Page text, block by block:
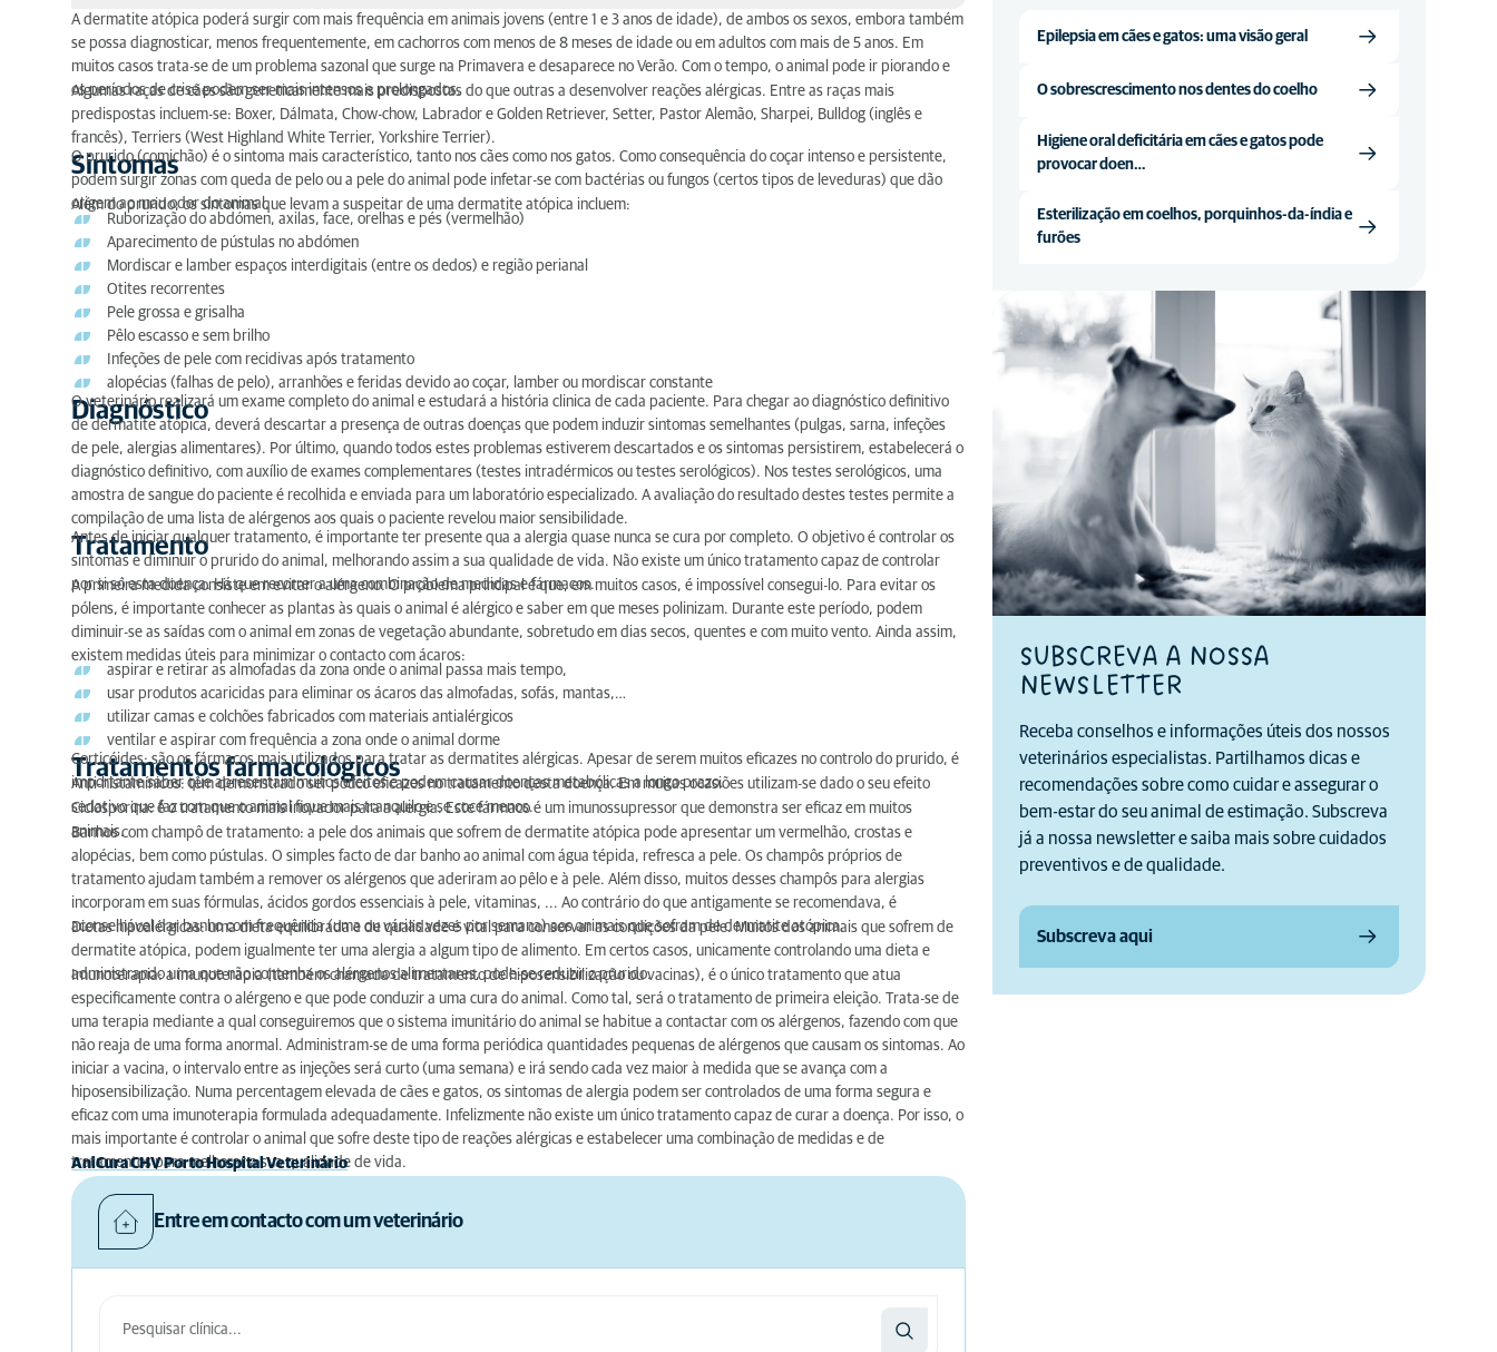
Sintomas
Diagnóstico
Tratamento
Tratamentos farmacológicos
A dermatite atópica poderá surgir com mais frequência em animais jovens (entre 1 e 3 anos de idade), de ambos os sexos, embora também
se possa diagnosticar, menos frequentemente, em cachorros com menos de 8 meses de idade ou em adultos com mais de 5 anos. Em
muitos casos trata-se de um problema sazonal que surge na Primavera e desaparece no Verão. Com o tempo, o animal pode ir piorando e
os períodos de crise podem ser mais intensos e prolongados.
Algumas raças de cães são geneticamente mais predispostas do que outras a desenvolver reações alérgicas. Entre as raças mais
predispostas incluem-se: Boxer, Dálmata, Chow-chow, Labrador e Golden Retriever, Setter, Pastor Alemão, Sharpei, Bulldog (inglês e
francês), Terriers (West Highland White Terrier, Yorkshire Terrier).
Sintomas
O prurido (comichão) é o sintoma mais característico, tanto nos cães como nos gatos. Como consequência do coçar intenso e persistente,
podem surgir zonas com queda de pelo ou a pele do animal pode infetar-se com bactérias ou fungos (certos tipos de leveduras) que dão
origem ao mau odor do animal.
Além do prurido, os sintomas que levam a suspeitar de uma dermatite atópica incluem:
Ruborização do abdómen, axilas, face, orelhas e pés (vermelhão)
Aparecimento de pústulas no abdómen
Mordiscar e lamber espaços interdigitais (entre os dedos) e região perianal
Otites recorrentes
Pele grossa e grisalha
Pêlo escasso e sem brilho
Infeções de pele com recidivas após tratamento
alopécias (falhas de pelo), arranhões e feridas devido ao coçar, lamber ou mordiscar constante
Diagnóstico
O veterinário realizará um exame completo do animal e estudará a história clinica de cada paciente. Para chegar ao diagnóstico definitivo
de dermatite atópica, deverá descartar a presença de outras doenças que podem induzir sintomas semelhantes (pulgas, sarna, infeções
de pele, alergias alimentares). Por último, quando todos estes problemas estiverem descartados e os sintomas persistirem, estabelecerá o
diagnóstico definitivo, com auxílio de exames complementares (testes intradérmicos ou testes serológicos). Nos testes serológicos, uma
amostra de sangue do paciente é recolhida e enviada para um laboratório especializado. A avaliação do resultado destes testes permite a
compilação de uma lista de alérgenos aos quais o paciente revelou maior sensibilidade.
Tratamento
Antes de iniciar qualquer tratamento, é importante ter presente qua a alergia quase nunca se cura por completo. O objetivo é controlar os
sintomas e diminuir o prurido do animal, melhorando assim a sua qualidade de vida. Não existe um único tratamento capaz de controlar
por si só esta doença. Há que recorrer a uma combinação de medidas e fármacos.
A primeira medida consiste em evitar o alérgeno. O problema principal é que, em muitos casos, é impossível consegui-lo. Para evitar os
pólens, é importante conhecer as plantas às quais o animal é alérgico e saber em que meses polinizam. Durante este período, podem
diminuir-se as saídas com o animal em zonas de vegetação abundante, sobretudo em dias secos, quentes e com muito vento. Ainda assim,
existem medidas úteis para minimizar o contacto com ácaros:
aspirar e retirar as almofadas da zona onde o animal passa mais tempo,
usar produtos acaricidas para eliminar os ácaros das almofadas, sofás, mantas,…
utilizar camas e colchões fabricados com materiais antialérgicos
ventilar e aspirar com frequência a zona onde o animal dorme
Tratamentos farmacológicos
Corticóides: são os fármacos mais utilizados para tratar as dermatites alérgicas. Apesar de serem muitos eficazes no controlo do prurido, é
importante saber que apresentam muitos efeitos e podem causar doenças metabólicas a longo prazo.
Anti-histamínicos: têm demonstrado ser pouco eficazes no tratamento desta doença. Em muitas ocasiões utilizam-se dado o seu efeito
sedativo que faz com que o animal fique mais tranquilo e se coce menos.
Ciclosporina: é o tratamento mais inovador para a alergia. Este fármaco é um imunossupressor que demonstra ser eficaz em muitos
animais.
Banhos com champô de tratamento: a pele dos animais que sofrem de dermatite atópica pode apresentar um vermelhão, crostas e
alopécias, bem como pústulas. O simples facto de dar banho ao animal com água tépida, refresca a pele. Os champôs próprios de
tratamento ajudam também a remover os alérgenos que aderiram ao pêlo e à pele. Além disso, muitos desses champôs para alergias
incorporam em suas fórmulas, ácidos gordos essenciais à pele, vitaminas, ... Ao contrário do que antigamente se recomendava, é
aconselhável dar banho com frequência (uma ou várias vezes por semana) aos animais que sofram de dermatite atópica.
Dietas hipoalérgicas: uma dieta equilibrada e de qualidade é vital para conservar as condições da pele. Muitos dos animais que sofrem de
dermatite atópica, podem igualmente ter uma alergia a algum tipo de alimento. Em certos casos, unicamente controlando uma dieta e
administrando uma que não contenha os alérgenos alimentares, pode-se reduzir o prurido.
Imunoterapia: a imunoterapia (também chamada de tratamento de hiposensibilização ou vacinas), é o único tratamento que atua
especificamente contra o alérgeno e que pode conduzir a uma cura do animal. Como tal, será o tratamento de primeira eleição. Trata-se de
uma terapia mediante a qual conseguiremos que o sistema imunitário do animal se habitue a contactar com os alérgenos, fazendo com que
não reaja de uma forma anormal. Administram-se de uma forma periódica quantidades pequenas de alérgenos que causam os sintomas. Ao
iniciar a vacina, o intervalo entre as injeções será curto (uma semana) e irá sendo cada vez maior à medida que se avança com a
hiposensibilização. Numa percentagem elevada de cães e gatos, os sintomas de alergia podem ser controlados de uma forma segura e
eficaz com uma imunoterapia formulada adequadamente. Infelizmente não existe um único tratamento capaz de curar a doença. Por isso, o
mais importante é controlar o animal que sofre deste tipo de reações alérgicas e estabelecer uma combinação de medidas e de
tratamentos para melhorar a sua qualidade de vida.
AniCura CHV Porto Hospital Veterinário
Entre em contacto com um veterinário
Epilepsia em cães e gatos: uma visão geral
O sobrescrescimento nos dentes do coelho
Higiene oral deficitária em cães e gatos pode
provocar doen…
Esterilização em coelhos, porquinhos-da-índia e
furões
SUBSCREVA A NOSSA
NEWSLETTER
Receba conselhos e informações úteis dos nossos
veterinários especialistas. Partilhamos dicas e
recomendações sobre como cuidar e assegurar o
bem-estar do seu animal de estimação. Subscreva
já a nossa newsletter e saiba mais sobre cuidados
preventivos e de qualidade.
Subscreva aqui